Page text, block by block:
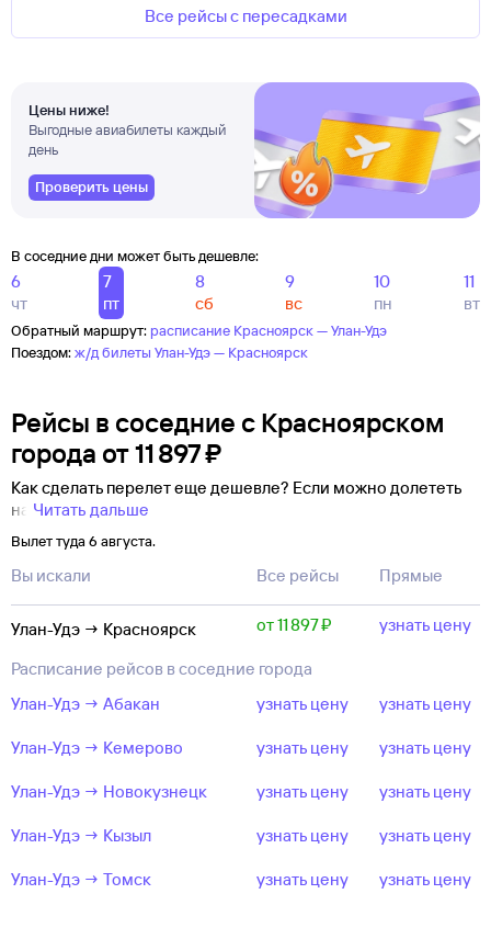
Все рейсы с пересадками
Цены ниже!
Выгодные авиабилеты каждый
день
Проверить цены
В соседние дни может быть дешевле:
6
чт
7
пт
8
сб
9
вс
10
пн
11
вт
Обратный маршрут: расписание Красноярск — Улан-Удэ
Поездом:ж/д билеты Улан-Удэ — Красноярск
Рейсы в соседние с Красноярском
города от11 ⁠897 ⁠₽
Как сделать перелет еще дешевле? Если можно долететь
на Читать дальше
Вылет туда 6 августа.
Вы искали Все рейсы Прямые
Улан-Удэ → Красноярск от 11 ⁠897 ⁠₽ узнать цену
Расписание рейсов в соседние города
Улан-Удэ → Абакан
узнать цену узнать цену
Улан-Удэ → Кемерово узнать цену узнать цену
Улан-Удэ → Новокузнецк узнать цену узнать цену
Улан-Удэ → Кызыл узнать цену узнать цену
Улан-Удэ → Томск узнать цену узнать цену